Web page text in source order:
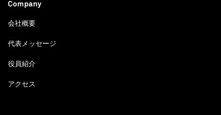
Company
会社概要
代表メッセージ
役員紹介
アクセス